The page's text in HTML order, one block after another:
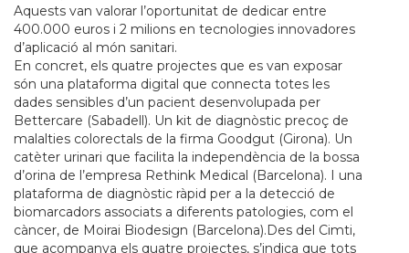
Aquests van valorar l’oportunitat de dedicar entre
400.000 euros i 2 milions en tecnologies innovadores
d’aplicació al món sanitari.
En concret, els quatre projectes que es van exposar
són una plataforma digital que connecta totes les
dades sensibles d’un pacient desenvolupada per
Bettercare (Sabadell). Un kit de diagnòstic precoç de
malalties colorectals de la firma Goodgut (Girona). Un
catèter urinari que facilita la independència de la bossa
d’orina de l’empresa Rethink Medical (Barcelona). I una
plataforma de diagnòstic ràpid per a la detecció de
biomarcadors associats a diferents patologies, com el
càncer, de Moirai Biodesign (Barcelona).Des del Cimti,
que acompanya els quatre projectes, s’indica que tots